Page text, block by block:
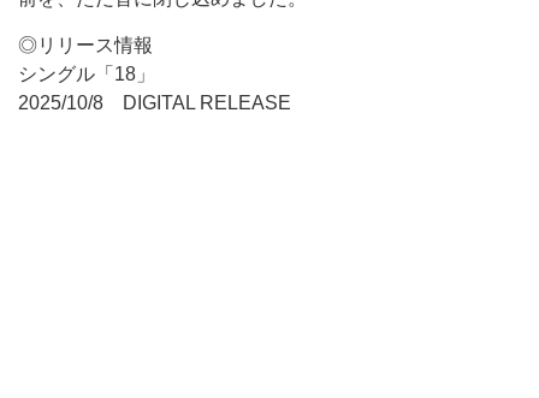
◎リリース情報
シングル「18」
2025/10/8 DIGITAL RELEASE